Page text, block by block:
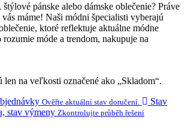
pánske alebo dámske oblečenie? Práve
máme! Naši módni špecialisti vyberajú
ktoré reflektuje aktuálne módne
móde a trendom, nakupuje na
na veľkosti označené ako „Skladom“.
Ověřte aktuální stav doručení.
Stav
stav výmeny Zkontrolujte průběh řešení